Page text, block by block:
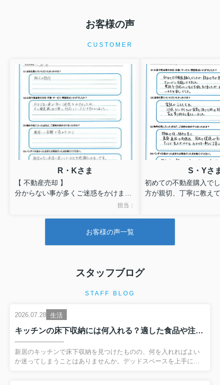
お客様の声
CUSTOMER
R・Kさま
【 不動産売却 】
分からない事が多くご迷惑をかけまし
たが、その都度親切・丁寧に対応して
担当：
S・Yさ
初めての不動産購入で
方が親切、丁寧に教え
お客様の声一覧
スタッフブログ
STAFF BLOG
2026.07.28 生活
キッチンの床下収納には何入れる？適した食品や注意点についても解説
新居のキッチンで床下収納を見つけたものの、何を入れればよい
か迷ってしまうことはありませんか。デッドスペースを上手に活